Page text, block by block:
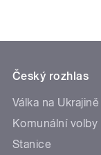
Český rozhlas
Válka na Ukrajině
Komunální volby
Stanice